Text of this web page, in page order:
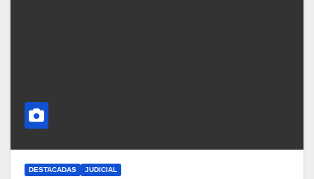
DESTACADAS JUDICIAL